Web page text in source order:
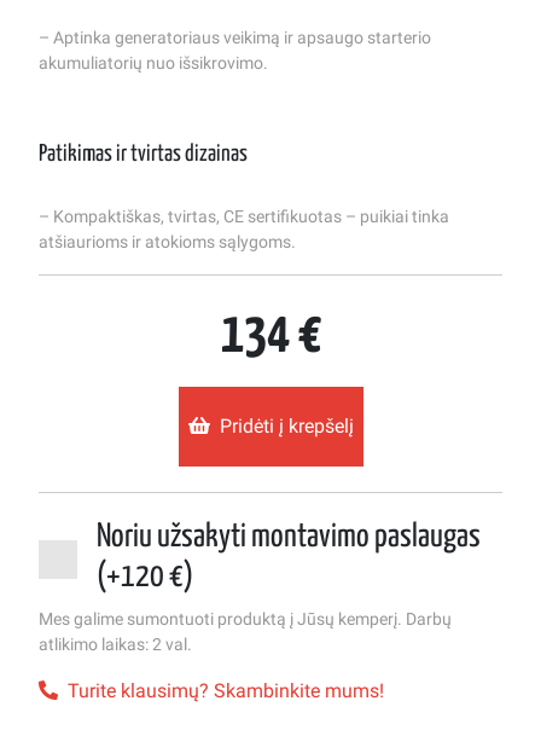
– Aptinka generatoriaus veikimą ir apsaugo starterio
akumuliatorių nuo išsikrovimo.
Patikimas ir tvirtas dizainas
– Kompaktiškas, tvirtas, CE sertifikuotas – puikiai tinka
atšiaurioms ir atokioms sąlygoms.
134 €
Pridėti į krepšelį
Noriu užsakyti montavimo paslaugas
(+120 €)
Mes galime sumontuoti produktą į Jūsų kemperį. Darbų
atlikimo laikas: 2 val.
Turite klausimų? Skambinkite mums!